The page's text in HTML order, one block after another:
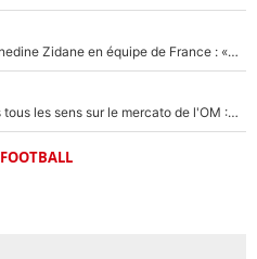
Franck Ribéry a osé s'attaquer à Zinedine Zidane en équipe de France : «Je n'aurais jamais fait ça»
Medina, Rulli, Paixao... ça part dans tous les sens sur le mercato de l'OM : Frank McCourt va enfin récupérer l'argent qu'il attend ?